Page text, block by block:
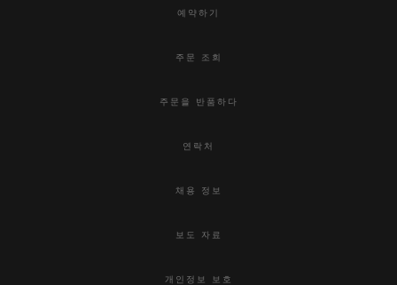
예약하기
주문 조회
주문을 반품하다
연락처
채용 정보
보도 자료
개인정보 보호